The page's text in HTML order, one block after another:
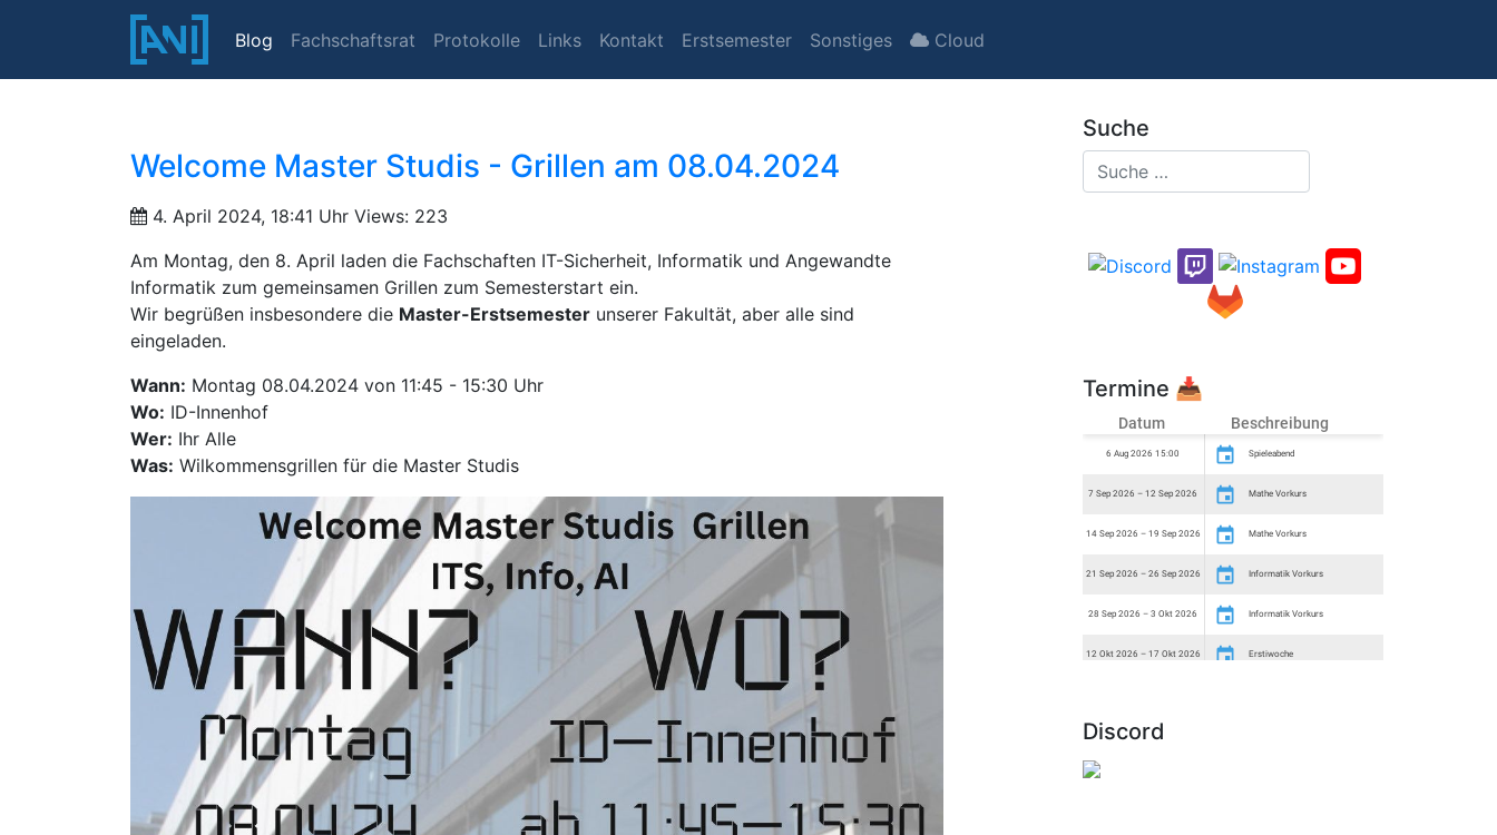
Blog Fachschaftsrat Protokolle Links Kontakt Erstsemester Sonstiges Cloud
Welcome Master Studis - Grillen am 08.04.2024
4. April 2024, 18:41 Uhr Views: 223
Am Montag, den 8. April laden die Fachschaften IT-Sicherheit, Informatik und Angewandte
Informatik zum gemeinsamen Grillen zum Semesterstart ein.
Wir begrüßen insbesondere die Master-Erstsemester unserer Fakultät, aber alle sind
eingeladen.
Wann: Montag 08.04.2024 von 11:45 - 15:30 Uhr
Wo: ID-Innenhof
Wer: Ihr Alle
Was: Wilkommensgrillen für die Master Studis
Suche
Termine 📥
Discord